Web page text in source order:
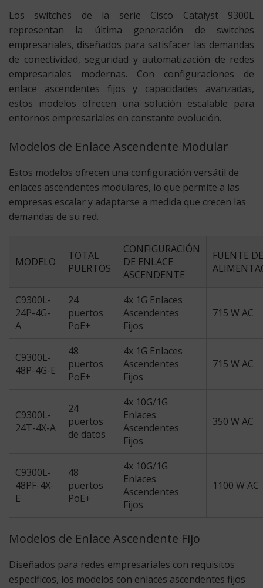
Los switches de la serie Cisco Catalyst 9300L
representan la última generación de switches
empresariales, diseñados para satisfacer las demandas
de conectividad, seguridad y automatización de redes
empresariales modernas. Con configuraciones de
enlace ascendentes fijos y capacidades avanzadas,
estos modelos ofrecen una solución escalable para
entornos empresariales en constante evolución.
Modelos de Enlace Ascendente Modular
Estos modelos ofrecen una configuración versátil de
enlaces ascendentes modulares, lo que permite a las
empresas escalar y adaptarse a medida que crecen las
demandas de su red.
MODELO
TOTAL
PUERTOS
CONFIGURACIÓN
DE ENLACE
ASCENDENTE
FUENTE DE
C9300L-
24P-4G-
A
24
puertos
PoE+
4x 1G Enlaces
Ascendentes
Fijos
715 W AC
C9300L-
48P-4G-E
48
puertos
PoE+
4x 1G Enlaces
Ascendentes
Fijos
715 W AC
C9300L-
24T-4X-A
24
puertos
de datos
4x 10G/1G
Enlaces
Ascendentes
Fijos
350 W AC
C9300L-
48PF-4X-
E
48
puertos
PoE+
4x 10G/1G
Enlaces
Ascendentes
Fijos
1100 W AC
Modelos de Enlace Ascendente Fijo
Diseñados para redes empresariales con requisitos
específicos, los modelos con enlaces ascendentes fijos